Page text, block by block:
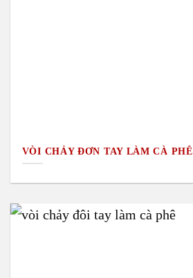
VÒI CHẢY ĐƠN TAY LÀM CÀ PHÊ